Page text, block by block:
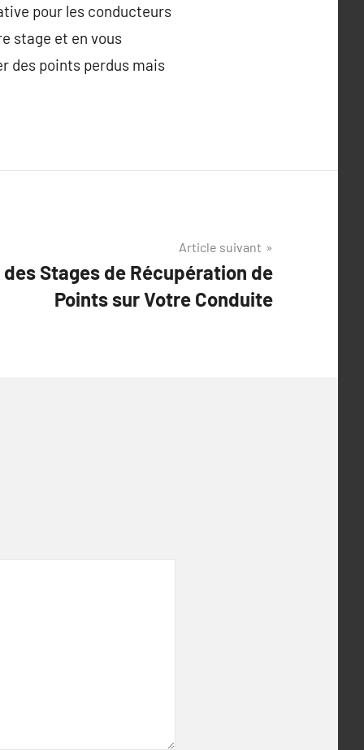
pour les conducteurs
stage et en vous
des points perdus mais
Article suivant
Stages de Récupération de
Points sur Votre Conduite